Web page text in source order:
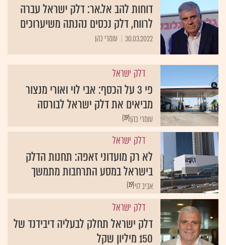
דוחות להב אל.אר: דלק ישראל עברה
לרווח, דלק נכסים נהנתה משיערוכים
30.03.2022 עומרי כהן
דלק ישראל
פי 3 על הכסף: אבי לוי ואורי מנצור
מביאים את דלק ישראל לבורסה
{19}עומרי כהן
דלק ישראל
לא רק מועדוני זאפה: תחנות הדלק
בישראל במסע התרחבות מתמשך
{19}אביב לוי
דלק ישראל
דלק ישראל תחלק לבעליה דיבידנד של
150 מיליון שקל